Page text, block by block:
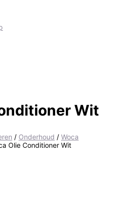
Wit
/ Onderhoud / Woca
Olie Conditioner Wit